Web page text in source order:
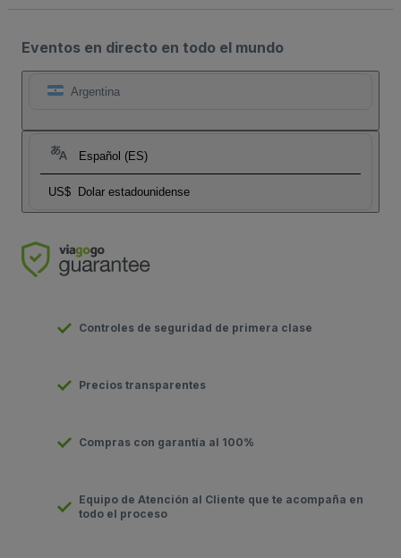
Eventos en directo en todo el mundo
Argentina
Español (ES)
US$ Dolar estadounidense
Controles de seguridad de primera clase
Precios transparentes
Compras con garantía al 100%
Equipo de Atención al Cliente que te acompaña en
todo el proceso